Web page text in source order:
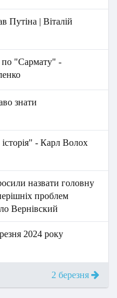
Путіна | Віталій
"Сармату" -
знати
- Карл Волох
назвати головну
проблем
Вернівский
2024 року
2 березня